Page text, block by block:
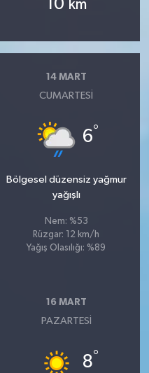
10 km
14 MART
CUMARTESI
6°
Bölgesel düzensiz yağmur
yağışlı
Nem: %53
Rüzgar: 12 km/h
Yağış Olasılığı: %89
16 MART
PAZARTESI
8°